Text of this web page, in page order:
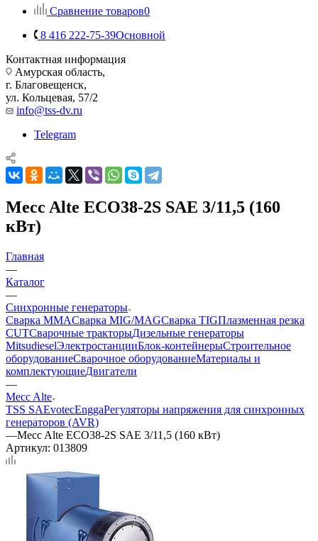
Сравнение товаров0
8 416 222-75-39Основной
Контактная информация
Амурская область,
г. Благовещенск,
ул. Кольцевая, 57/2
info@tss-dv.ru
Telegram
Mecc Alte ECO38-2S SAE 3/11,5 (160
кВт)
Главная
—
Каталог
—
Синхронные генераторы
Сварка MMAСварка MIG/MAGСварка TIGПлазменная резка
CUTСварочные тракторыДизельные генераторы
MitsudieselЭлектростанцииБлок-контейнерыСтроительное
оборудованиеСварочное оборудованиеМатериалы и
комплектующиеДвигатели
—
Mecc Alte
TSS SAEvotecEnggaРегуляторы напряжения для синхронных
генераторов (AVR)
—Mecc Alte ECO38-2S SAE 3/11,5 (160 кВт)
Артикул: 013809